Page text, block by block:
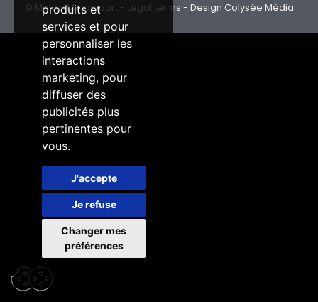
produits et
services et pour
personnaliser les
interactions
marketing, pour
diffuser des
publicités plus
pertinentes pour
vous.
J'accepte
Je refuse
Changer mes
préférences
© Matter Motorsport - Legal terms - Design Colysée Média